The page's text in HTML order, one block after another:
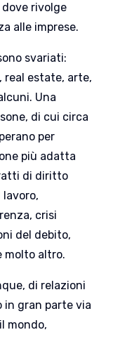
rivolge
alle imprese.
svariati:
real estate, arte,
Una
di cui circa
per
più adatta
di diritto
crisi
del debito,
molto altro.
di relazioni
in gran parte via
mondo,